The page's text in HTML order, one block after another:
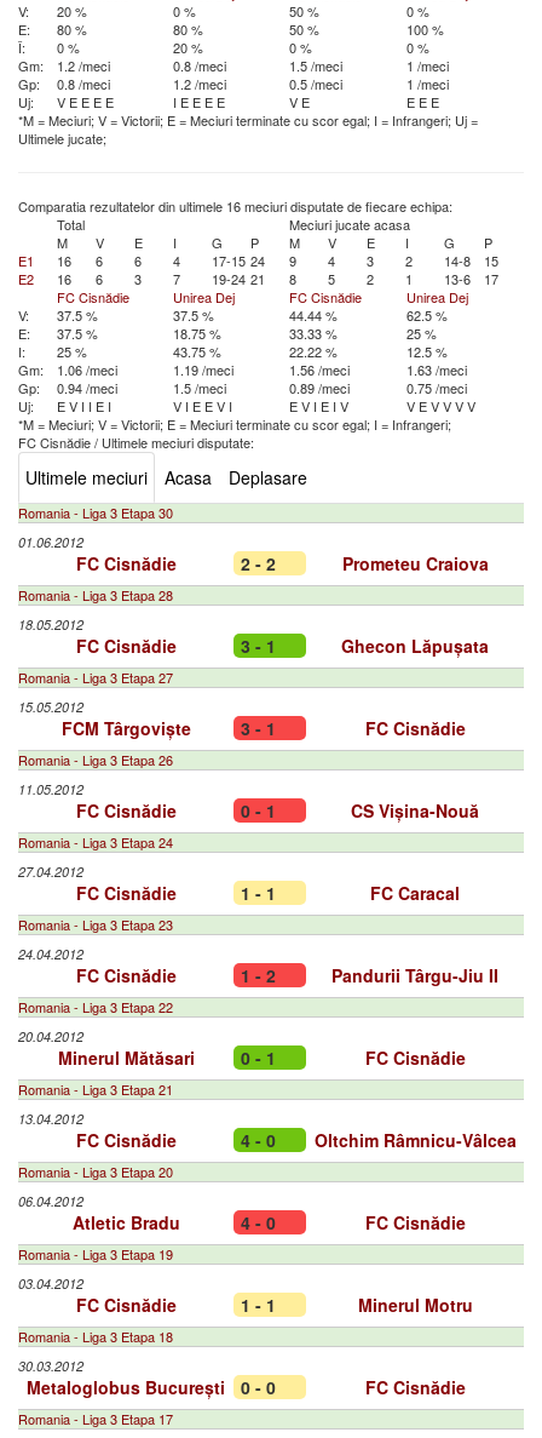
V:
20 % 0 % 50 %
0 %
E:
80 % 80 % 50 %
100 %
Î:
0 % 20 % 0 %
0 %
Gm:
1.2 /meci 0.8 /meci 1.5 /meci
1 /meci
Gp:
0.8 /meci 1.2 /meci 0.5 /meci
1 /meci
Uj:
V E E E E I E E E E V E E E E
*M = Meciuri; V = Victorii; E = Meciuri terminate cu scor egal; I = Infrangeri; Uj =
Ultimele jucate;
Comparatia rezultatelor din ultimele 16 meciuri disputate de fiecare echipa:
Total
Meciuri jucate acasa
M
V E I G P M V E I G
P
E1
16 6 6 4 17-15 24 9 4 3 2 14-8
15
E2
16 6 3 7 19-24 21 8 5 2 1 13-6
17
FC Cisnădie
Unirea Dej FC Cisnădie
Unirea Dej
V:
37.5 % 37.5 % 44.44 %
62.5 %
E:
37.5 % 18.75 % 33.33 %
25 %
I:
25 % 43.75 % 22.22 %
12.5 %
Gm:
1.06 /meci 1.19 /meci 1.56 /meci
1.63 /meci
Gp:
0.94 /meci 1.5 /meci 0.89 /meci
0.75 /meci
Uj:
EV I I E I V I E EV I EV I E I V V EVVVV
*M = Meciuri; V = Victorii; E = Meciuri terminate cu scor egal; I = Infrangeri;
FC Cisnădie/ Ultimele meciuri disputate:
Ultimele meciuri Acasa Deplasare
Romania - Liga 3 Etapa 30
01.06.2012
FC Cisnădie 2 - 2 Prometeu Craiova
Romania - Liga 3 Etapa 28
18.05.2012
FC Cisnădie 3 - 1 Ghecon Lăpușata
Romania - Liga 3 Etapa 27
15.05.2012
FCM Târgoviște 3 - 1 FC Cisnădie
Romania - Liga 3 Etapa 26
11.05.2012
FC Cisnădie 0 - 1 CS Vișina-Nouă
Romania - Liga 3 Etapa 24
27.04.2012
FC Cisnădie 1 - 1 FC Caracal
Romania - Liga 3 Etapa 23
24.04.2012
FC Cisnădie 1 - 2 Pandurii Târgu-Jiu II
Romania - Liga 3 Etapa 22
20.04.2012
Minerul Mătăsari 0 - 1 FC Cisnădie
Romania - Liga 3 Etapa 21
13.04.2012
FC Cisnădie 4 - 0 Oltchim Râmnicu-Vâlcea
Romania - Liga 3 Etapa 20
06.04.2012
Atletic Bradu 4 - 0 FC Cisnădie
Romania - Liga 3 Etapa 19
03.04.2012
FC Cisnădie 1 - 1 Minerul Motru
Romania - Liga 3 Etapa 18
30.03.2012
Metaloglobus București 0 - 0 FC Cisnădie
Romania - Liga 3 Etapa 17